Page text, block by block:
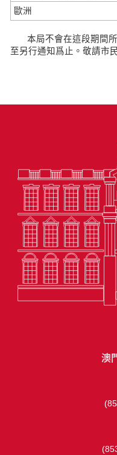
歐洲
本局不會在這段期間所
至另行通知爲止。敬請市
澳